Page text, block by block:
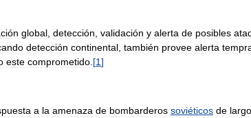
global detección validación y alerta de posibles
detección continental también provee alerta
este comprometido [1]
a la amenaza de bombarderos soviéticos de largo